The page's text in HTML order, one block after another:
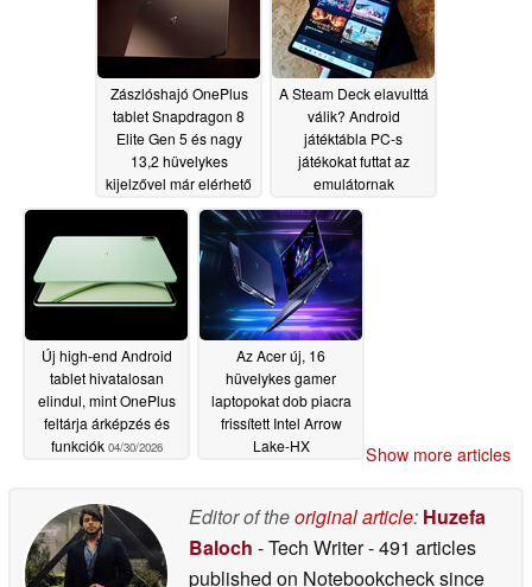
05/06/2026
Zászlóshajó OnePlus
tablet Snapdragon 8
Elite Gen 5 és nagy
13,2 hüvelykes
kijelzővel már elérhető
Indiában05/06/2026
A Steam Deck elavulttá
válik? Android
játéktábla PC-s
játékokat futtat az
emulátornak
köszönhetően
Új high-end Android
tablet hivatalosan
elindul, mint OnePlus
feltárja árképzés és
funkciók 04/30/2026
Az Acer új, 16
hüvelykes gamer
laptopokat dob piacra
frissített Intel Arrow
Lake-HX
Show more articles
Editor of theoriginal article: Huzefa
Baloch - Tech Writer- 491 articles
published on Notebookchecksince